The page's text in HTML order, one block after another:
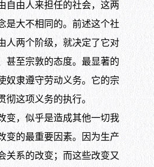
自由人来担任的社会，这两
是大不相同的。前述这个社
人两个阶级，就决定了它对
甚至宗敦的态度。最显著的
奴隶遵守劳动义务。它的宗
彻这项义务的执行。
，似乎是造成其他一切我
变的最重要因素。因为生产
关系的改变；而这些改变又